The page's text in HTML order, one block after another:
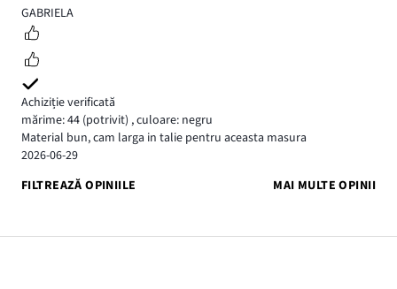
5
GABRIELA
Achiziție verificată
mărime: 44 (potrivit) ,culoare: negru
Material bun, cam larga in talie pentru aceasta masura
2026-06-29
FILTREAZĂ OPINIILE
MAI MULTE OPINII